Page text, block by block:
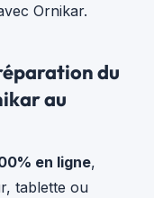
Ornikar.
du
au
en ligne,
tablette ou